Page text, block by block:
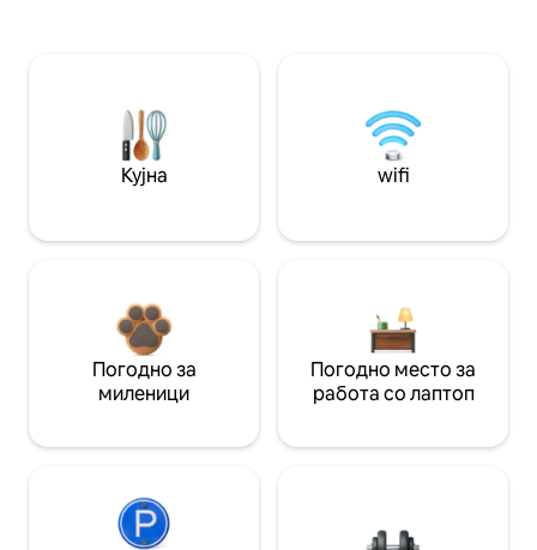
Кујна wifi
Погодно за
миленици
Погодно место за
работа со лаптоп